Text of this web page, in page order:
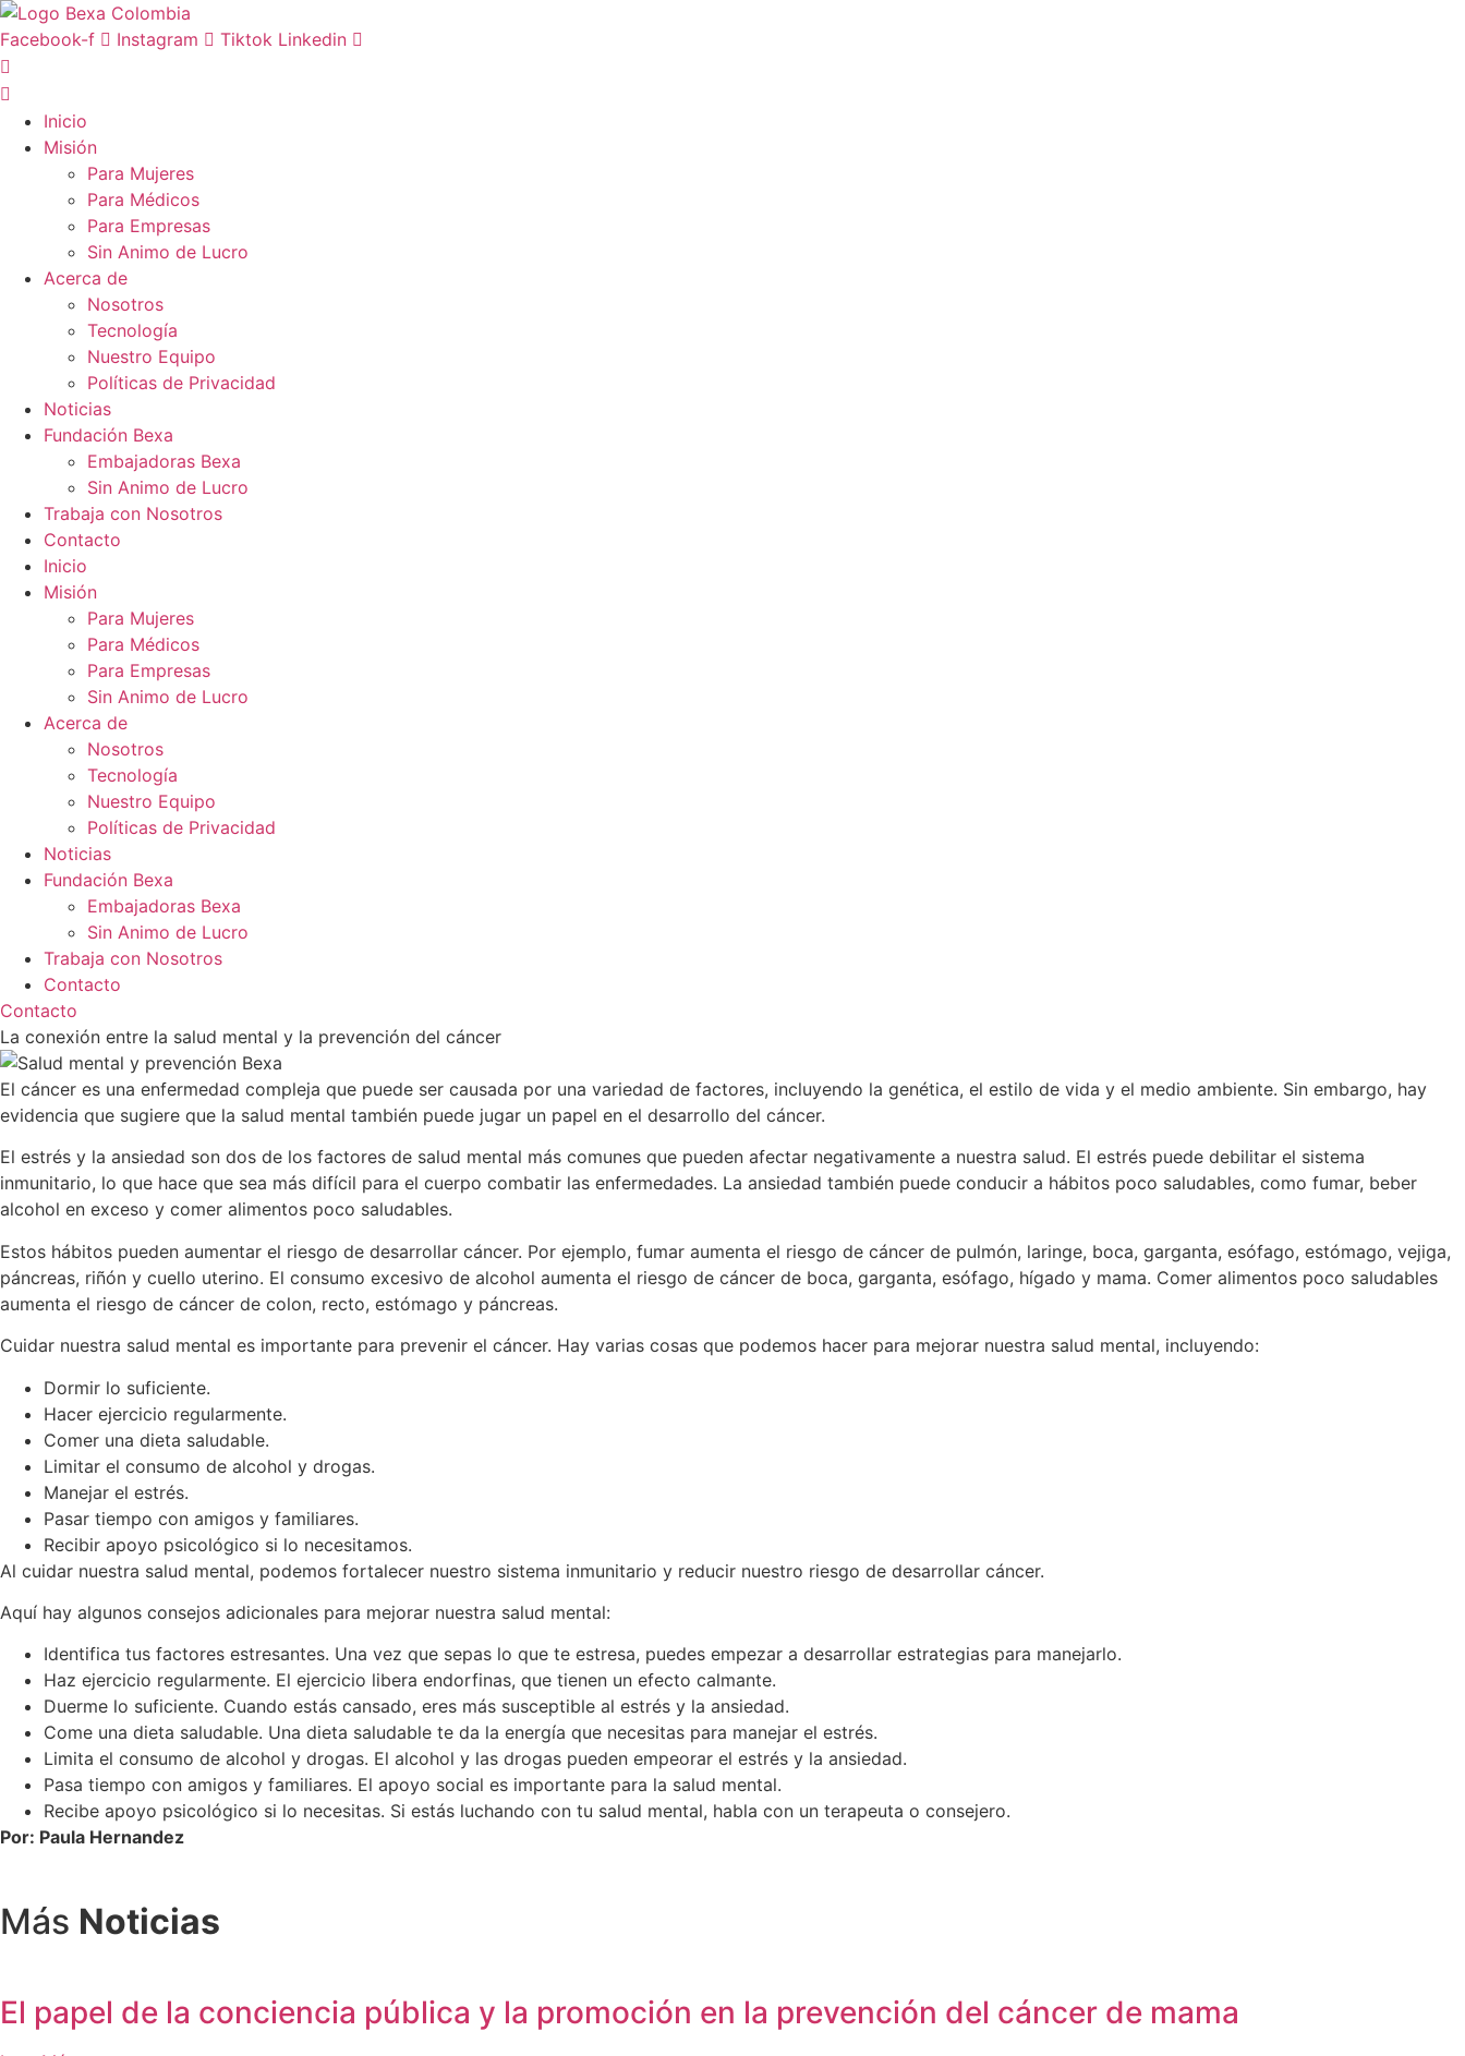
Ir
al
contenido
Facebook-f Instagram Tiktok Linkedin
Inicio
Misión
Para Mujeres
Para Médicos
Para Empresas
Sin Animo de Lucro
Acerca de
Nosotros
Tecnología
Nuestro Equipo
Políticas de Privacidad
Noticias
Fundación Bexa
Embajadoras Bexa
Sin Animo de Lucro
Trabaja con Nosotros
Contacto
Inicio
Misión
Para Mujeres
Para Médicos
Para Empresas
Sin Animo de Lucro
Acerca de
Nosotros
Tecnología
Nuestro Equipo
Políticas de Privacidad
Noticias
Fundación Bexa
Embajadoras Bexa
Sin Animo de Lucro
Trabaja con Nosotros
Contacto
Contacto
La conexión entre la salud mental y la prevención del cáncer
El cáncer es una enfermedad compleja que puede ser causada por una variedad de factores, incluyendo la genética, el estilo de vida y el medio ambiente. Sin embargo, hay
evidencia que sugiere que la salud mental también puede jugar un papel en el desarrollo del cáncer.
El estrés y la ansiedad son dos de los factores de salud mental más comunes que pueden afectar negativamente a nuestra salud. El estrés puede debilitar el sistema
inmunitario, lo que hace que sea más difícil para el cuerpo combatir las enfermedades. La ansiedad también puede conducir a hábitos poco saludables, como fumar, beber
alcohol en exceso y comer alimentos poco saludables.
Estos hábitos pueden aumentar el riesgo de desarrollar cáncer. Por ejemplo, fumar aumenta el riesgo de cáncer de pulmón, laringe, boca, garganta, esófago, estómago, vejiga,
páncreas, riñón y cuello uterino. El consumo excesivo de alcohol aumenta el riesgo de cáncer de boca, garganta, esófago, hígado y mama. Comer alimentos poco saludables
aumenta el riesgo de cáncer de colon, recto, estómago y páncreas.
Cuidar nuestra salud mental es importante para prevenir el cáncer. Hay varias cosas que podemos hacer para mejorar nuestra salud mental, incluyendo:
Dormir lo suficiente.
Hacer ejercicio regularmente.
Comer una dieta saludable.
Limitar el consumo de alcohol y drogas.
Manejar el estrés.
Pasar tiempo con amigos y familiares.
Recibir apoyo psicológico si lo necesitamos.
Al cuidar nuestra salud mental, podemos fortalecer nuestro sistema inmunitario y reducir nuestro riesgo de desarrollar cáncer.
Aquí hay algunos consejos adicionales para mejorar nuestra salud mental:
Identifica tus factores estresantes. Una vez que sepas lo que te estresa, puedes empezar a desarrollar estrategias para manejarlo.
Haz ejercicio regularmente. El ejercicio libera endorfinas, que tienen un efecto calmante.
Duerme lo suficiente. Cuando estás cansado, eres más susceptible al estrés y la ansiedad.
Come una dieta saludable. Una dieta saludable te da la energía que necesitas para manejar el estrés.
Limita el consumo de alcohol y drogas. El alcohol y las drogas pueden empeorar el estrés y la ansiedad.
Pasa tiempo con amigos y familiares. El apoyo social es importante para la salud mental.
Recibe apoyo psicológico si lo necesitas. Si estás luchando con tu salud mental, habla con un terapeuta o consejero.
Por: Paula Hernandez
Más Noticias
El papel de la conciencia pública y la promoción en la prevención del cáncer de mama